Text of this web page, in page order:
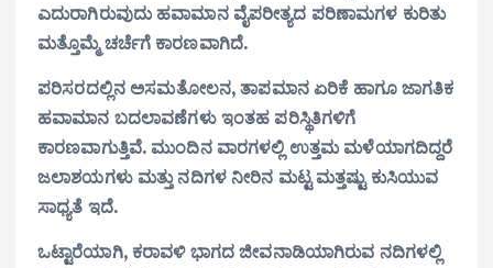
ಎದುರಾಗಿರುವುದು ಹವಾಮಾನ ವೈಪರೀತ್ಯದ ಪರಿಣಾಮಗಳ ಕುರಿತು
ಮತ್ತೊಮ್ಮೆ ಚರ್ಚೆಗೆ ಕಾರಣವಾಗಿದೆ.
ಪರಿಸರದಲ್ಲಿನ ಅಸಮತೋಲನ, ತಾಪಮಾನ ಏರಿಕೆ ಹಾಗೂ ಜಾಗತಿಕ
ಹವಾಮಾನ ಬದಲಾವಣೆಗಳು ಇಂತಹ ಪರಿಸ್ಥಿತಿಗಳಿಗೆ
ಕಾರಣವಾಗುತ್ತಿವೆ. ಮುಂದಿನ ವಾರಗಳಲ್ಲಿ ಉತ್ತಮ ಮಳೆಯಾಗದಿದ್ದರೆ
ಜಲಾಶಯಗಳು ಮತ್ತು ನದಿಗಳ ನೀರಿನ ಮಟ್ಟ ಮತ್ತಷ್ಟು ಕುಸಿಯುವ
ಸಾಧ್ಯತೆ ಇದೆ.
ಒಟ್ಟಾರೆಯಾಗಿ, ಕರಾವಳಿ ಭಾಗದ ಜೀವನಾಡಿಯಾಗಿರುವ ನದಿಗಳಲ್ಲಿ